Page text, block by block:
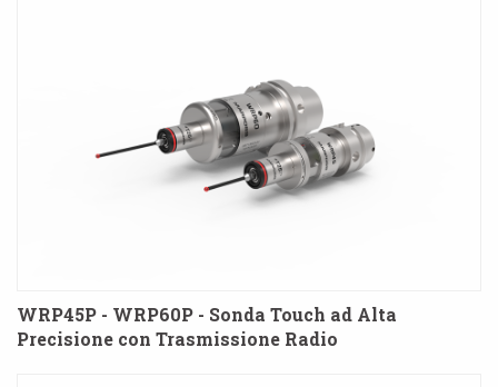
WRP45P - WRP60P - Sonda Touch ad Alta
Precisione con Trasmissione Radio